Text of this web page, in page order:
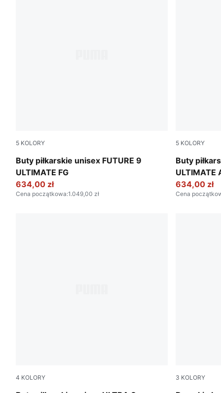
5 KOLORY
Buty piłkarskie unisex FUTURE 9
ULTIMATE FG
Poison Pink-Sun Stream-Bright Aqua-PUMA White
634,00 zł
Cena początkowa:1.049,00 zł
5 KOLORY
Buty
ULTIMATE
Poison
634,00 zł
Cena
4 KOLORY 3 KOLORY